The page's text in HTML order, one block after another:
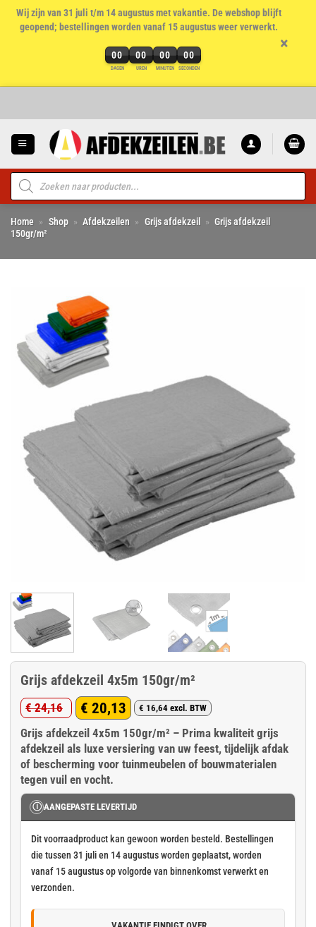
Wij zijn van 31 juli t/m 14 augustus met vakantie. De webshop blijft
geopend; bestellingen worden vanaf 15 augustus weer verwerkt.
00
DAGEN
00
UREN
00
MINUTEN
00
SECONDEN
×
Producten
zoeken
Home » Shop » Afdekzeilen » Grijs afdekzeil » Grijs afdekzeil
150gr/m²
Grijs afdekzeil 4x5m 150gr/m²
€24,16
Oorspronkelijke
prijs
was:
€ 24,16.
€ 20,13
Huidige
prijs
is:
€ 20,13.
€ 16,64excl. BTW
Grijs afdekzeil 4x5m 150gr/m² – Prima kwaliteit grijs
afdekzeil als luxe versiering van uw feest, tijdelijk afdak
of bescherming voor tuinmeubelen of bouwmaterialen
tegen vuil en vocht.
Ⓘ AANGEPASTE LEVERTIJD
Dit voorraadproduct kan gewoon worden besteld. Bestellingen
die tussen 31 juli en 14 augustus worden geplaatst, worden
vanaf 15 augustus op volgorde van binnenkomst verwerkt en
verzonden.